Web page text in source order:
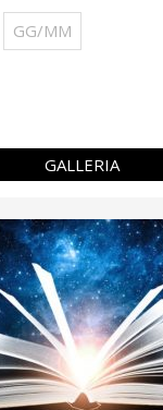
GALLERIA